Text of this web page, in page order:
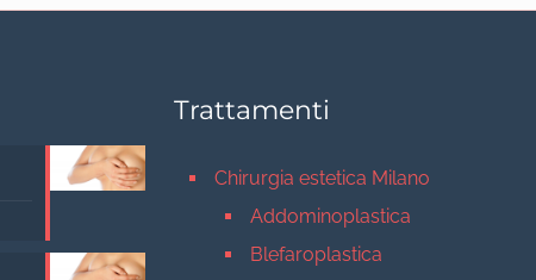
Trattamenti
Chirurgia estetica Milano
Addominoplastica
Blefaroplastica